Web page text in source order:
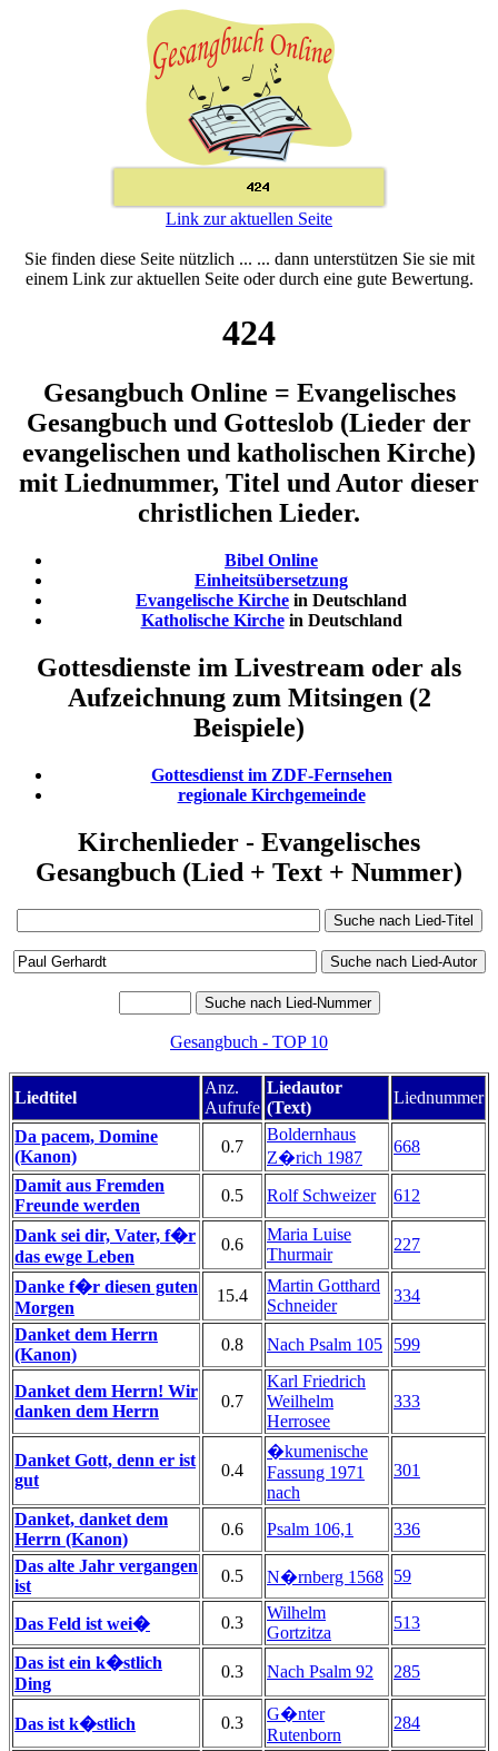
Link zur aktuellen Seite
Sie finden diese Seite nützlich ... ... dann unterstützen Sie sie mit
einem Link zur aktuellen Seite oder durch eine gute Bewertung.
424
Gesangbuch Online = Evangelisches
Gesangbuch und Gotteslob (Lieder der
evangelischen und katholischen Kirche)
mit Liednummer, Titel und Autor dieser
christlichen Lieder.
Bibel Online
Einheitsübersetzung
Evangelische Kirche in Deutschland
Katholische Kirchein Deutschland
Gottesdienste im Livestream oder als
Aufzeichnung zum Mitsingen (2
Beispiele)
Gottesdienst im ZDF-Fernsehen
regionale Kirchgemeinde
Kirchenlieder - Evangelisches
Gesangbuch (Lied + Text + Nummer)
Gesangbuch - TOP 10
Liedtitel
Anz.
Aufrufe
Liedautor
(Text)
Liednummer
Da pacem, Domine
(Kanon)
0.7
Boldernhaus
Z�rich 1987
668
Damit aus Fremden
Freunde werden
0.5 Rolf Schweizer 612
Dank sei dir, Vater, f�r
das ewge Leben
0.6
Maria Luise
Thurmair
227
Danke f�r diesen guten
Morgen
15.4
Martin Gotthard
Schneider
334
Danket dem Herrn
(Kanon)
0.8 Nach Psalm 105 599
Danket dem Herrn! Wir
danken dem Herrn
0.7
Karl Friedrich
Weilhelm
Herrosee
333
Danket Gott, denn er ist
gut
0.4
�kumenische
Fassung 1971
nach
301
Danket, danket dem
Herrn (Kanon)
0.6 Psalm 106,1
336
Das alte Jahr vergangen
ist
0.5 N�rnberg 1568 59
Das Feld ist wei� 0.3
Wilhelm
Gortzitza
513
Das ist ein k�stlich
Ding
0.3 Nach Psalm 92 285
Das ist k�stlich 0.3
G�nter
Rutenborn
284